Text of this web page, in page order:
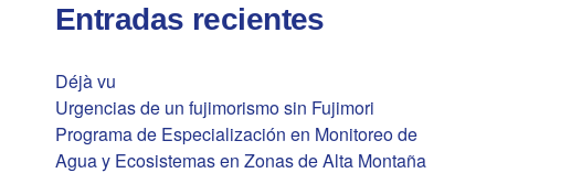
Entradas recientes
Déjà vu
Urgencias de un fujimorismo sin Fujimori
Programa de Especialización en Monitoreo de
Agua y Ecosistemas en Zonas de Alta Montaña